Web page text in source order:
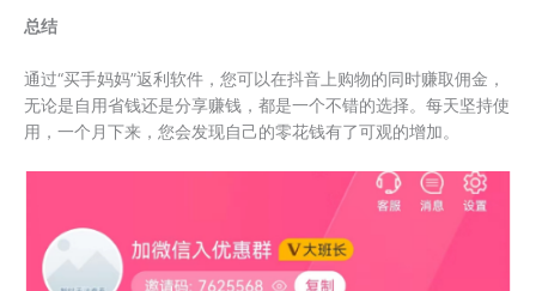
总结
通过“买手妈妈”返利软件，您可以在抖音上购物的同时赚取佣金，
无论是自用省钱还是分享赚钱，都是一个不错的选择。每天坚持使
用，一个月下来，您会发现自己的零花钱有了可观的增加。